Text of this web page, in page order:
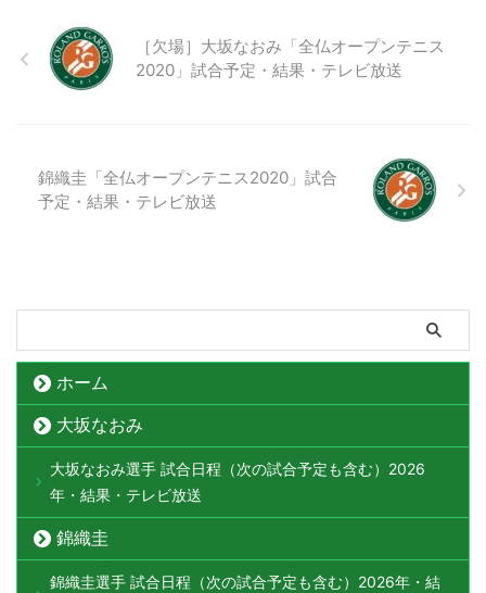
［欠場］大坂なおみ「全仏オープンテニス
2020」試合予定・結果・テレビ放送
錦織圭「全仏オープンテニス2020」試合
予定・結果・テレビ放送
ホーム
大坂なおみ
大坂なおみ選手 試合日程（次の試合予定も含む）2026
年・結果・テレビ放送
錦織圭
錦織圭選手 試合日程（次の試合予定も含む）2026年・結